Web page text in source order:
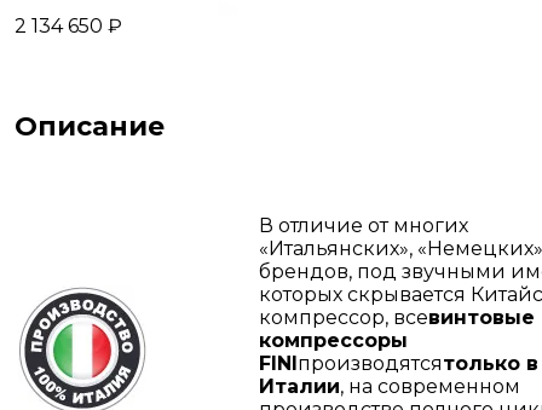
2 134 650 ₽
Описание
В отличие от многих
«Итальянских»,
брендов, под звучными
которых скрывается
компрессор, всевинтовые
компрессоры
FINIпроизводятсятолько в
Италии, на современном